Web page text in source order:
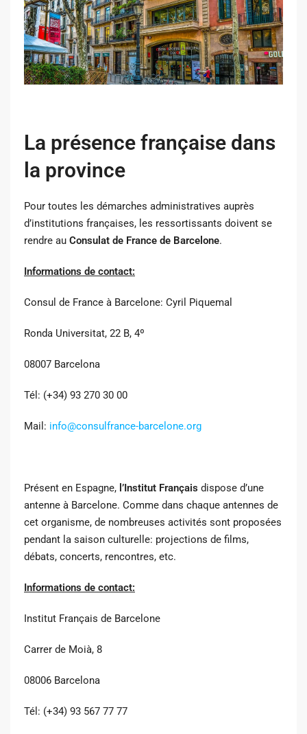
La présence française dans
la province
Pour toutes les démarches administratives auprès
d’institutions françaises, les ressortissants doivent se
rendre au Consulat de France de Barcelone.
Informations de contact:
Consul de France à Barcelone: Cyril Piquemal
Ronda Universitat, 22 B, 4º
08007 Barcelona
Tél: (+34) 93 270 30 00
Mail: info@consulfrance-barcelone.org
Présent en Espagne, l’Institut Français dispose d’une
antenne à Barcelone. Comme dans chaque antennes de
cet organisme, de nombreuses activités sont proposées
pendant la saison culturelle: projections de films,
débats, concerts, rencontres, etc.
Informations de contact:
Institut Français de Barcelone
Carrer de Moià, 8
08006 Barcelona
Tél: (+34) 93 567 77 77